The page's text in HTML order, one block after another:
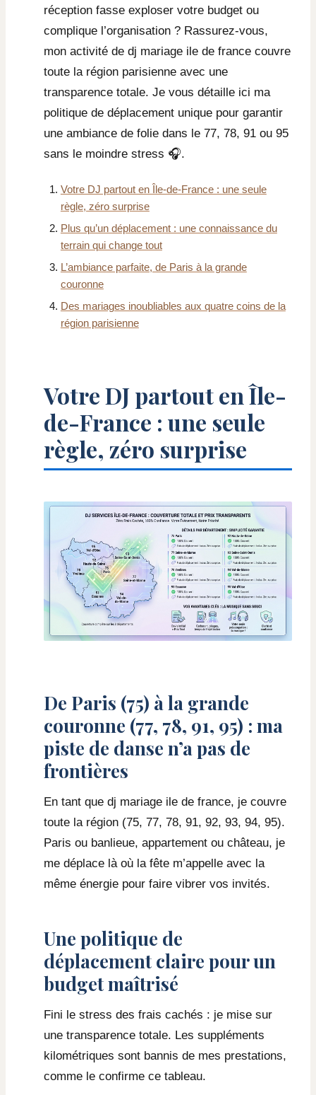
réception fasse exploser votre budget ou
complique l’organisation ? Rassurez-vous,
mon activité de dj mariage ile de france couvre
toute la région parisienne avec une
transparence totale. Je vous détaille ici ma
politique de déplacement unique pour garantir
une ambiance de folie dans le 77, 78, 91 ou 95
sans le moindre stress 🎧.
Votre DJ partout en Île-de-France : une seule
règle, zéro surprise
Plus qu’un déplacement : une connaissance du
terrain qui change tout
L’ambiance parfaite, de Paris à la grande
couronne
Des mariages inoubliables aux quatre coins de la
région parisienne
Votre DJ partout en Île-
de-France : une seule
règle, zéro surprise
De Paris (75) à la grande
couronne (77, 78, 91, 95) : ma
piste de danse n’a pas de
frontières
En tant que dj mariage ile de france, je couvre
toute la région (75, 77, 78, 91, 92, 93, 94, 95).
Paris ou banlieue, appartement ou château, je
me déplace là où la fête m’appelle avec la
même énergie pour faire vibrer vos invités.
Une politique de
déplacement claire pour un
budget maîtrisé
Fini le stress des frais cachés : je mise sur
une transparence totale. Les suppléments
kilométriques sont bannis de mes prestations,
comme le confirme ce tableau.